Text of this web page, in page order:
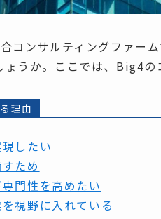
コンサルティングファー
うか。ここでは、Big4の
理由
したい
ため
門性を高めたい
視野に入れている